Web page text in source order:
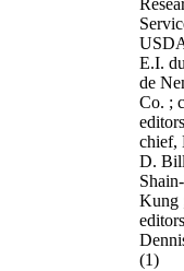
E.I.
de
Co. ;
chief,
D.
Kung
(1)